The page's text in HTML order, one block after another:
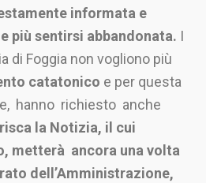
informata e
più sentirsi abbandonata. I
di Foggia non vogliono più
catatonico e per questa
hanno richiesto anche
la Notizia, il cui
metterà ancora una volta
dell’Amministrazione,